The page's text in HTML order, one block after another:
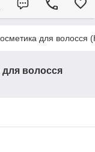
для волосся
для волосся